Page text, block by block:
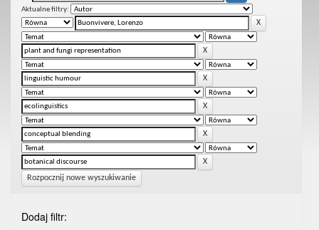
Aktualne filtry:
Rozpocznij nowe wyszukiwanie
Dodaj filtr: